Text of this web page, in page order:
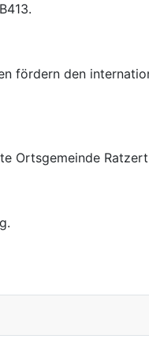
fördern den
Ortsgemeinde